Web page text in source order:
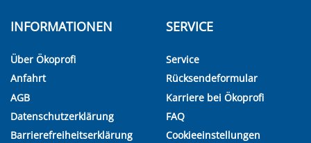
INFORMATIONEN
Über Ökoprofi
Anfahrt
AGB
Datenschutzerklärung
Barrierefreiheitserklärung
SERVICE
Service
Rücksendeformular
Karriere bei Ökoprofi
FAQ
Cookieeinstellungen